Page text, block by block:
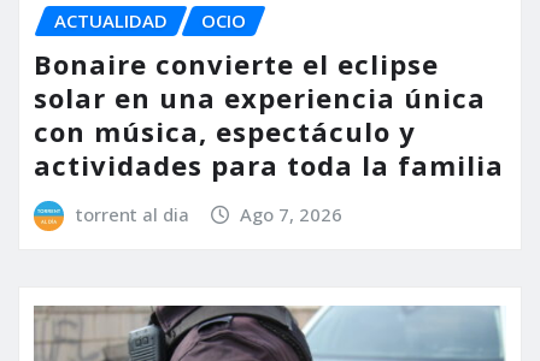
ACTUALIDAD OCIO
Bonaire convierte el eclipse
solar en una experiencia única
con música, espectáculo y
actividades para toda la familia
torrent al dia Ago 7, 2026